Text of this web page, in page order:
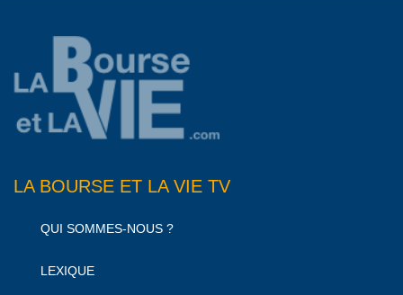
LA BOURSE ET LA VIE TV
QUI SOMMES-NOUS ?
LEXIQUE